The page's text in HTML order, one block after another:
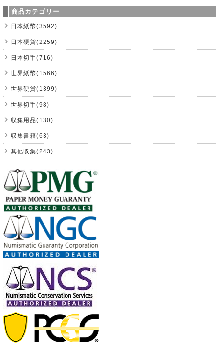
商品カテゴリー
日本紙幣(3592)
日本硬貨(2259)
日本切手(716)
世界紙幣(1566)
世界硬貨(1399)
世界切手(98)
収集用品(130)
収集書籍(63)
其他収集(243)